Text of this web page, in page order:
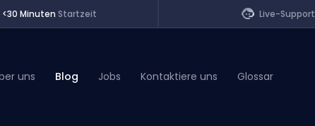
<30 Minuten Startzeit Live-Support
uns Blog Jobs Kontaktiere uns Glossar